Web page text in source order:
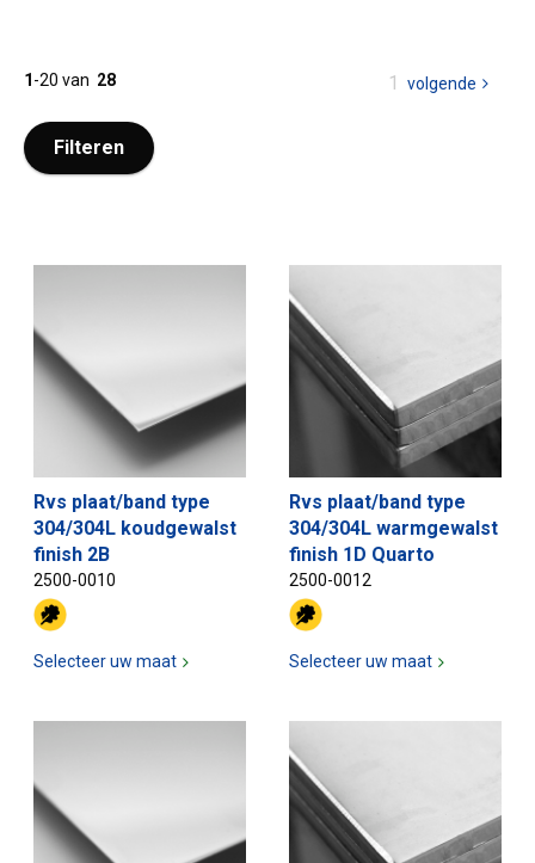
1-20 van 28
U1 volgende pagina
Filteren
Rvs plaat/band type
304/304L koudgewalst
finish 2B
2500-0010
Selecteer uw maat
Rvs plaat/band type
304/304L warmgewalst
finish 1D Quarto
2500-0012
Selecteer uw maat